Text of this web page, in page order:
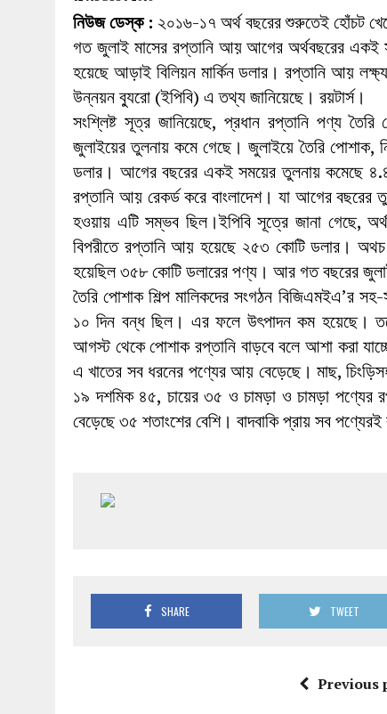
27 MAY 2026 | লোহাগড়ায় চেয়ারম্যান প্রার্থী আতিকুল
1 AUGUST 2026 | লোহাগড়ায় জাল দলিলে নামজারি ॥
নিউজ ডেস্ক : ২০১৬-১৭ অর্থ বছরের শুরুতেই হোঁচট
গত জুলাই মাসের রপ্তানি আয় আগের অর্থবছরের একই
হয়েছে আড়াই বিলিয়ন মার্কিন ডলার। রপ্তানি আয়
উন্নয়ন ব্যুরো (ইপিবি) এ তথ্য জানিয়েছে। রয়টার্স।
সংশ্লিষ্ট সূত্র জানিয়েছে, প্রধান রপ্তানি পণ্য
জুলাইয়ের তুলনায় কমে গেছে। জুলাইয়ে তৈরি পোশাক,
ডলার। আগের বছরের একই সময়ের তুলনায় কমেছে
রপ্তানি আয় রেকর্ড করে বাংলাদেশ। যা আগের বছরের
হওয়ায় এটি সম্ভব ছিল।ইপিবি সূত্রে জানা গেছে,
বিপরীতে রপ্তানি আয় হয়েছে ২৫৩ কোটি ডলার।
হয়েছিল ৩৫৮ কোটি ডলারের পণ্য। আর গত বছরের
তৈরি পোশাক শিল্প মালিকদের সংগঠন বিজিএমইএ’র
১০ দিন বন্ধ ছিল। এর ফলে উৎপাদন কম হয়েছে।
আগস্ট থেকে পোশাক রপ্তানি বাড়বে বলে আশা করা
এ খাতের সব ধরনের পণ্যের আয় বেড়েছে। মাছ,
১৯ দশমিক ৪৫, চায়ের ৩৫ ও চামড়া ও চামড়া পণ্যের
বেড়েছে ৩৫ শতাংশের বেশি। বাদবাকি প্রায় সব
SHARE TWEET
Previous